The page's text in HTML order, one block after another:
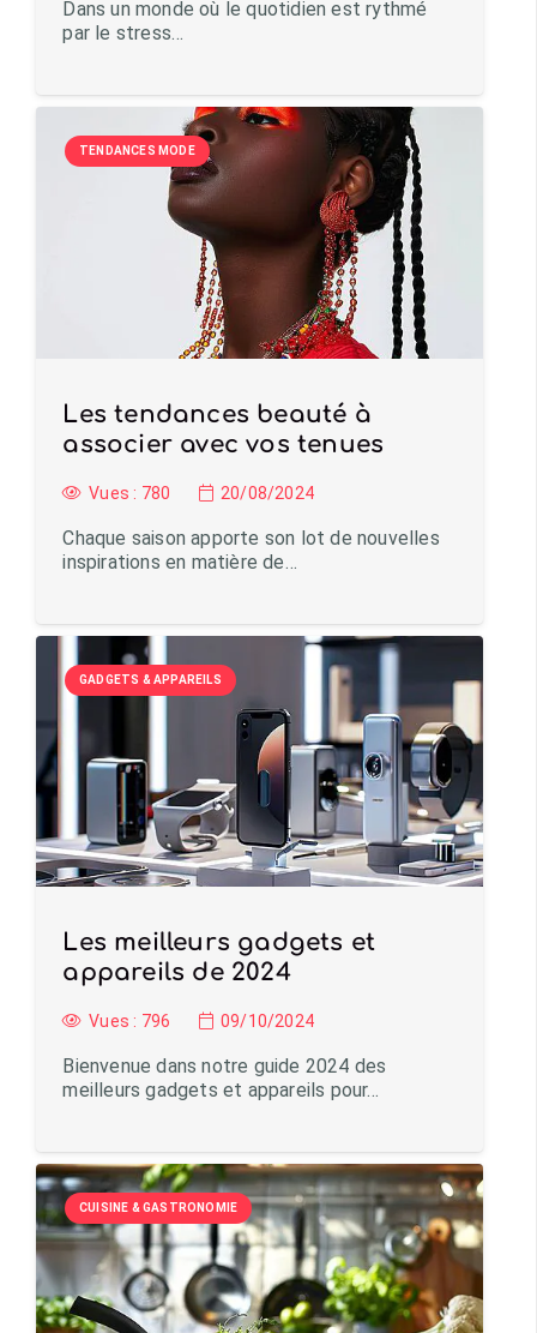
Dans un monde où le quotidien est rythmé
par le stress…
TENDANCES MODE
Les tendances beauté à
associer avec vos tenues
Vues : 780 20/08/2024
Chaque saison apporte son lot de nouvelles
inspirations en matière de…
GADGETS & APPAREILS
Les meilleurs gadgets et
appareils de 2024
Vues : 796 09/10/2024
Bienvenue dans notre guide 2024 des
meilleurs gadgets et appareils pour…
CUISINE & GASTRONOMIE